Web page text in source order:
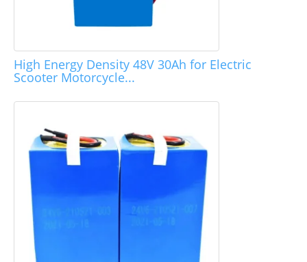
High Energy Density 48V 30Ah for Electric
Scooter Motorcycle...